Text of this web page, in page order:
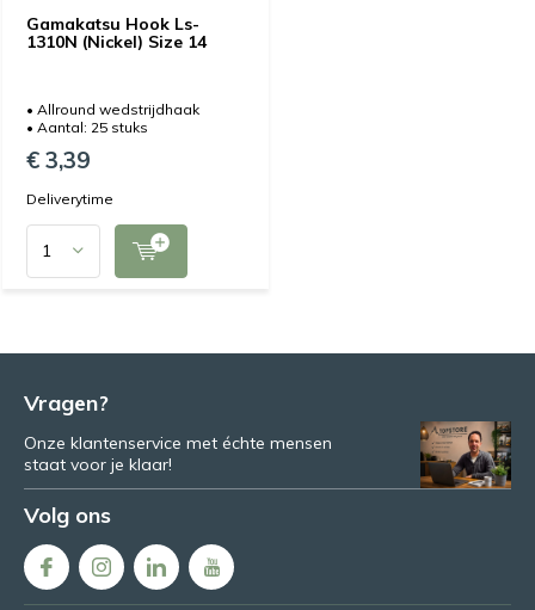
Gamakatsu Hook Ls-
1310N (Nickel) Size 14
• Allround wedstrijdhaak
• Aantal: 25 stuks
€ 3,39
Deliverytime
Vragen?
Onze klantenservice met échte mensen
staat voor je klaar!
Volg ons